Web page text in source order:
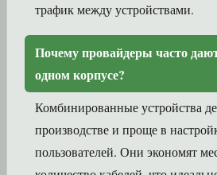
трафик между устройствами.
Почему провайдеры часто
одном корпусе?
Комбинированные устройства
производстве и проще в
пользователей. Они экономят